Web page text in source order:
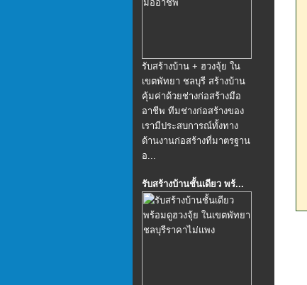
รับสร้างบ้าน + ฮวงจุ้ย ใน
เขตพัทยา ชลบุรี สร้างบ้าน
คุ้มค่าด้วยช่างก่อสร้างมือ
อาชีพ ทีมช่างก่อสร้างของ
เรามีประสบการณ์ทั้งทาง
ด้านงานก่อสร้างที่มาตรฐาน
อ...
รับสร้างบ้านชั้นเดียว พร้...